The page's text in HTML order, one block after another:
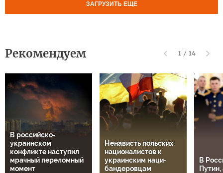
ЗАГРУЗИТЬ ЕЩЕ
Рекомендуем 1 / 14
В российско-
украинском
конфликте наступил
мрачный переломный
момент
Ненависть польских
националистов к
украинским наци-
бандеровцам
В